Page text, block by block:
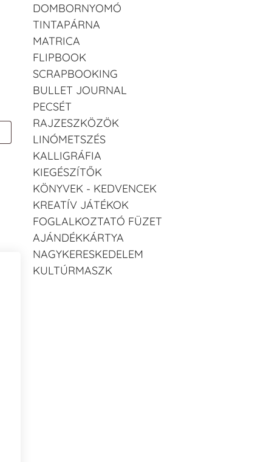
DOMBORNYOMÓ
TINTAPÁRNA
MATRICA
FLIPBOOK
SCRAPBOOKING
BULLET JOURNAL
PECSÉT
RAJZESZKÖZÖK
LINÓMETSZÉS
KALLIGRÁFIA
KIEGÉSZÍTŐK
KÖNYVEK - KEDVENCEK
KREATÍV JÁTÉKOK
FOGLALKOZTATÓ FÜZET
AJÁNDÉKKÁRTYA
NAGYKERESKEDELEM
KULTÚRMASZK